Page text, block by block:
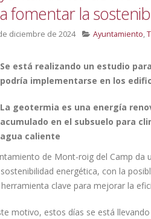
fomentar la
diciembre de 2024 Ayuntamiento,
Se está realizando un estudio
podría implementarse en los
La geotermia es una energía
acumulado en el subsuelo para
agua caliente
de Mont-roig del Camp da
energética, con la
clave para mejorar la
motivo, estos días se está